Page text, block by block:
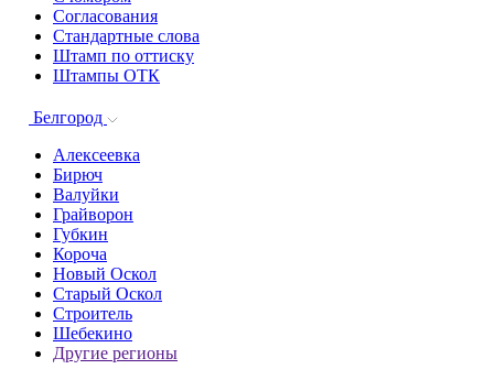
Согласования
Стандартные слова
Штамп по оттиску
Штампы ОТК
Белгород
Алексеевка
Бирюч
Валуйки
Грайворон
Губкин
Короча
Новый Оскол
Старый Оскол
Строитель
Шебекино
Другие регионы